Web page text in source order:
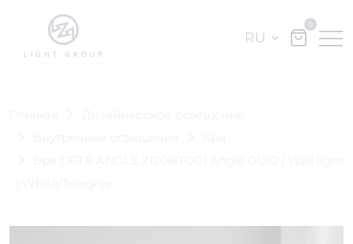
RU
0